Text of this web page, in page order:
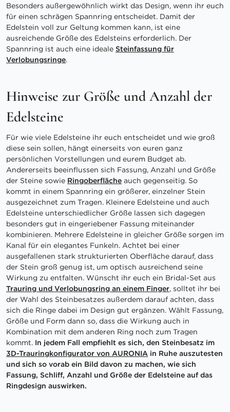
Besonders außergewöhnlich wirkt das Design, wenn ihr euch
für einen schrägen Spannring entscheidet. Damit der
Edelstein voll zur Geltung kommen kann, ist eine
ausreichende Größe des Edelsteins erforderlich. Der
Spannring ist auch eine ideale Steinfassung für
Verlobungsringe.
Hinweise zur Größe und Anzahl der
Edelsteine
Für wie viele Edelsteine ihr euch entscheidet und wie groß
diese sein sollen, hängt einerseits von euren ganz
persönlichen Vorstellungen und eurem Budget ab.
Andererseits beeinflussen sich Fassung, Anzahl und Größe
der Steine sowie Ringoberfläche auch gegenseitig. So
kommt in einem Spannring ein größerer, einzelner Stein
ausgezeichnet zum Tragen. Kleinere Edelsteine und auch
Edelsteine unterschiedlicher Größe lassen sich dagegen
besonders gut in eingeriebener Fassung miteinander
kombinieren. Mehrere Edelsteine in gleicher Größe sorgen im
Kanal für ein elegantes Funkeln. Achtet bei einer
ausgefallenen stark strukturierten Oberfläche darauf, dass
der Stein groß genug ist, um optisch ausreichend seine
Wirkung zu entfalten. Wünscht ihr euch ein Bridal-Set aus
Trauring und Verlobungsring an einem Finger, solltet ihr bei
der Wahl des Steinbesatzes außerdem darauf achten, dass
sich die Ringe dabei im Design gut ergänzen. Wählt Fassung,
Größe und Form dann so, dass die Wirkung auch in
Kombination mit dem anderen Ring noch zum Tragen
kommt. In jedem Fall empfiehlt es sich, den Steinbesatz im
3D-Trauringkonfigurator von AURONIA in Ruhe auszutesten
und sich so vorab ein Bild davon zu machen, wie sich
Fassung, Schliff, Anzahl und Größe der Edelsteine auf das
Ringdesign auswirken.